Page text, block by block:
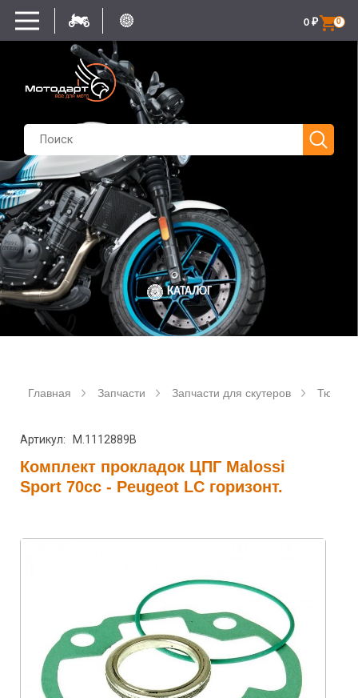
0
0 ₽
КАТАЛОГ
Главная Запчасти Запчасти для скутеров Тюнинг
Артикул: M.1112889B
Комплект прокладок ЦПГ Malossi
Sport 70cc - Peugeot LC горизонт.